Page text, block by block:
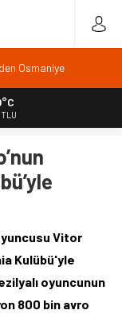
toplantısı
uzaklıkta
teklifine tam
Vitor
Kulübü'yle
oyuncunun
800 bin avro